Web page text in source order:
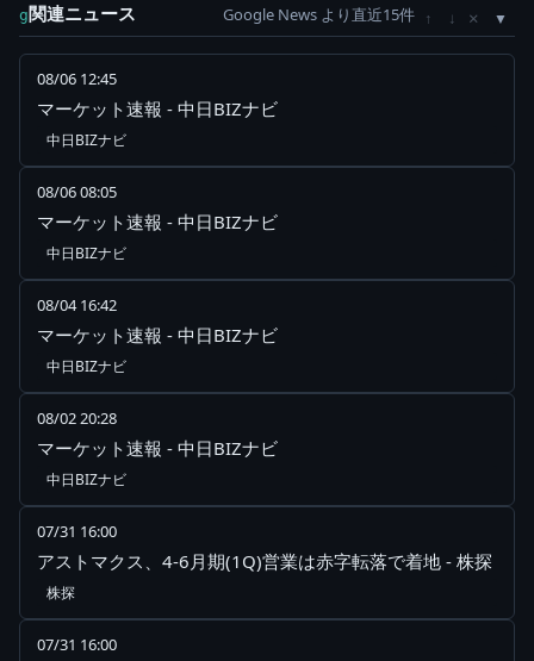
g関連ニュース Google News より直近15件 ↑ ↓ ×
08/06 12:45
マーケット速報 - 中日BIZナビ
中日BIZナビ
08/06 08:05
マーケット速報 - 中日BIZナビ
中日BIZナビ
08/04 16:42
マーケット速報 - 中日BIZナビ
中日BIZナビ
08/02 20:28
マーケット速報 - 中日BIZナビ
中日BIZナビ
07/31 16:00
アストマクス、4-6月期(1Q)営業は赤字転落で着地 - 株探
株探
07/31 16:00